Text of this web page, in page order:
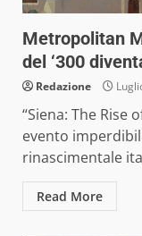
Metropolitan
del ‘300
Redazione
“Siena: The Rise
evento
rinascimentale
Read More